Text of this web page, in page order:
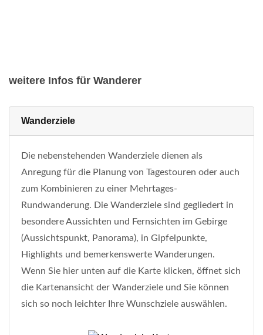
weitere Infos für Wanderer
Wanderziele
Die nebenstehenden Wanderziele dienen als
Anregung für die Planung von Tagestouren oder auch
zum Kombinieren zu einer Mehrtages-
Rundwanderung. Die Wanderziele sind gegliedert in
besondere Aussichten und Fernsichten im Gebirge
(Aussichtspunkt, Panorama), in Gipfelpunkte,
Highlights und bemerkenswerte Wanderungen.
Wenn Sie hier unten auf die Karte klicken, öffnet sich
die Kartenansicht der Wanderziele und Sie können
sich so noch leichter Ihre Wunschziele auswählen.